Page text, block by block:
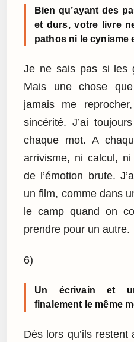
Bien qu’ayant des
et durs, votre livre
pathos ni le cynisme
Je ne sais pas si les
Mais une chose
jamais me
sincérité. J’ai
chaque mot. A
arrivisme, ni calcul,
de l’émotion brute.
un film, comme dans
le camp quand on
prendre pour un autre.
6)
Un écrivain et
finalement le même
Dès lors qu’ils